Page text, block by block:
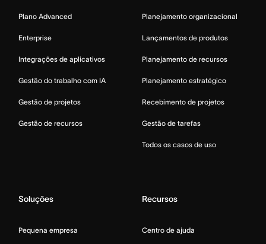
Plano Advanced
Enterprise
Integrações de aplicativos
Gestão do trabalho com IA
Gestão de projetos
Gestão de recursos
Planejamento organizacional
Lançamentos de produtos
Planejamento de recursos
Planejamento estratégico
Recebimento de projetos
Gestão de tarefas
Todos os casos de uso
Soluções
Pequena empresa
Recursos
Centro de ajuda